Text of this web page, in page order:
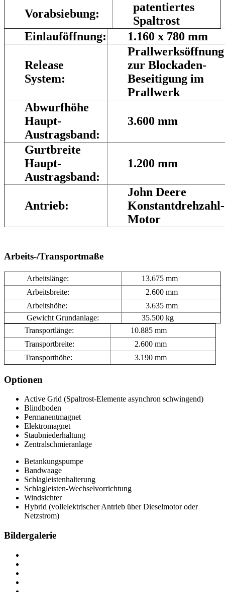
Vorabsiebung:
patentiertes
Spaltrost
Einlauföffnung:
1.160 x 780 mm
Release
System:
Prallwerksöffnung
zur Blockaden-
Beseitigung im
Prallwerk
Abwurfhöhe
Haupt-
Austragsband:
3.600 mm
Gurtbreite
Haupt-
Austragsband:
1.200 mm
Antrieb:
John Deere
Konstantdrehzahl-
Motor
Arbeits-/Transportmaße
Arbeitslänge:
13.675 mm
Arbeitsbreite:
2.600 mm
Arbeitshöhe:
3.635 mm
Gewicht Grundanlage:
35.500 kg
Transportlänge:
10.885 mm
Transportbreite:
2.600 mm
Transporthöhe:
3.190 mm
Optionen
Active Grid (Spaltrost-Elemente asynchron schwingend)
Blindboden
Permanentmagnet
Elektromagnet
Staubniederhaltung
Zentralschmieranlage
Betankungspumpe
Bandwaage
Schlagleistenhalterung
Schlagleisten-Wechselvorrichtung
Windsichter
Hybrid (vollelektrischer Antrieb über Dieselmotor oder
Netzstrom)
Bildergalerie